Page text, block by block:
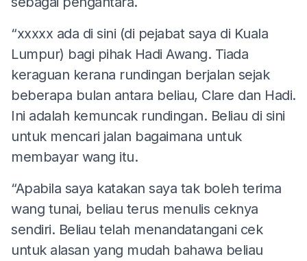
“xxxxx ada di sini (di pejabat saya di Kuala
Lumpur) bagi pihak Hadi Awang. Tiada
keraguan kerana rundingan berjalan sejak
beberapa bulan antara beliau, Clare dan Hadi.
Ini adalah kemuncak rundingan. Beliau di sini
untuk mencari jalan bagaimana untuk
membayar wang itu.
“Apabila saya katakan saya tak boleh terima
wang tunai, beliau terus menulis ceknya
sendiri. Beliau telah menandatangani cek
untuk alasan yang mudah bahawa beliau